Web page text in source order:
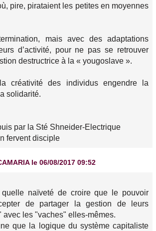
pire, pirataient les petites en moyennes
mais avec des adaptations
d’activité, pour ne pas se retrouver
destructrice à la « yougoslave ».
créativité des individus engendre la
solidarité.
par la Sté Shneider-Electrique
fervent disciple
le 06/08/2017 09:52
naïveté de croire que le pouvoir
de partager la gestion de leurs
avec les "vaches" elles-mêmes.
que la logique du système capitaliste